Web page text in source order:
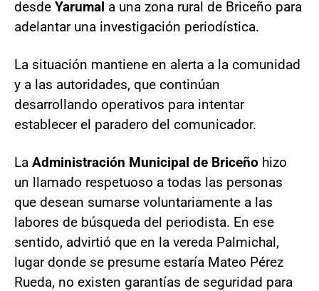
desde Yarumal a una zona rural de Briceño para
adelantar una investigación periodística.
La situación mantiene en alerta a la comunidad
y a las autoridades, que continúan
desarrollando operativos para intentar
establecer el paradero del comunicador.
La Administración Municipal de Briceño hizo
un llamado respetuoso a todas las personas
que desean sumarse voluntariamente a las
labores de búsqueda del periodista. En ese
sentido, advirtió que en la vereda Palmichal,
lugar donde se presume estaría Mateo Pérez
Rueda, no existen garantías de seguridad para